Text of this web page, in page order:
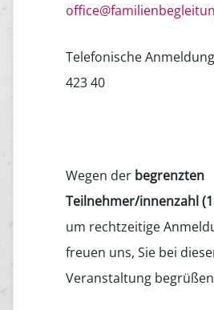
Telefonische
423 40
Wegen der begrenzten
Teilnehmer/innenzahl
um rechtzeitige
freuen uns, Sie bei
Veranstaltung